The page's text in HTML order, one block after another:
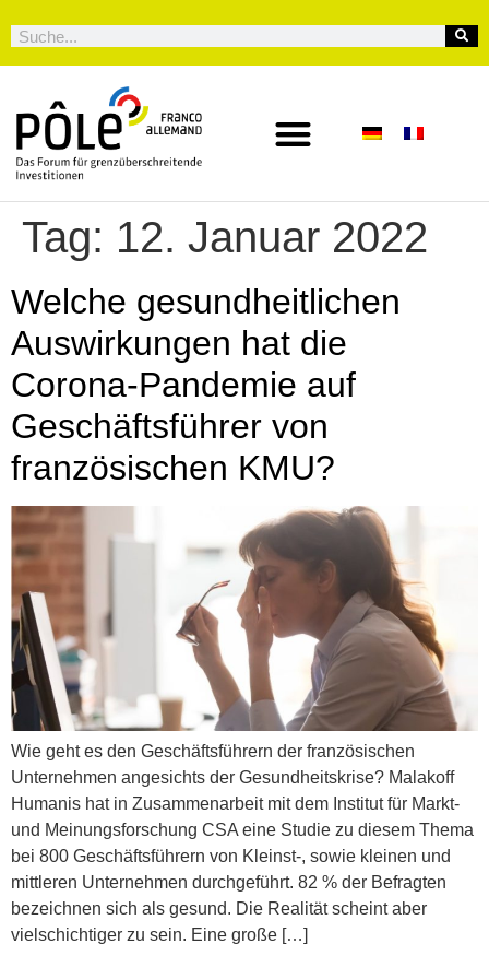
Tag: 12. Januar 2022
Welche gesundheitlichen
Auswirkungen hat die
Corona-Pandemie auf
Geschäftsführer von
französischen KMU?
Wie geht es den Geschäftsführern der französischen
Unternehmen angesichts der Gesundheitskrise? Malakoff
Humanis hat in Zusammenarbeit mit dem Institut für Markt-
und Meinungsforschung CSA eine Studie zu diesem Thema
bei 800 Geschäftsführern von Kleinst-, sowie kleinen und
mittleren Unternehmen durchgeführt. 82 % der Befragten
bezeichnen sich als gesund. Die Realität scheint aber
vielschichtiger zu sein. Eine große […]